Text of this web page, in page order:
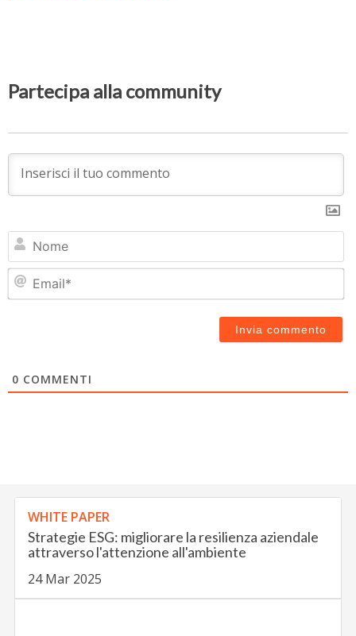
Partecipa alla community
0 COMMENTI
WHITE PAPER
Strategie ESG: migliorare la resilienza aziendale
attraverso l'attenzione all'ambiente
24 Mar 2025